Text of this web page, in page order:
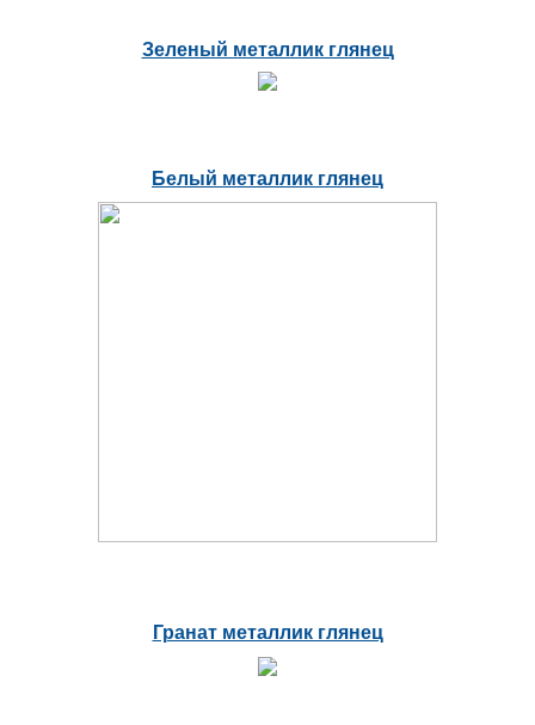
Зеленый металлик глянец
Белый металлик глянец
Гранат металлик глянец